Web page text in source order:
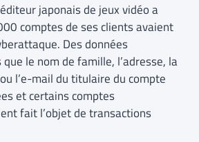
japonais de jeux vidéo a
comptes de ses clients avaient
Des données
le nom de famille, l’adresse, la
l’e-mail du titulaire du compte
et certains comptes
fait l’objet de transactions